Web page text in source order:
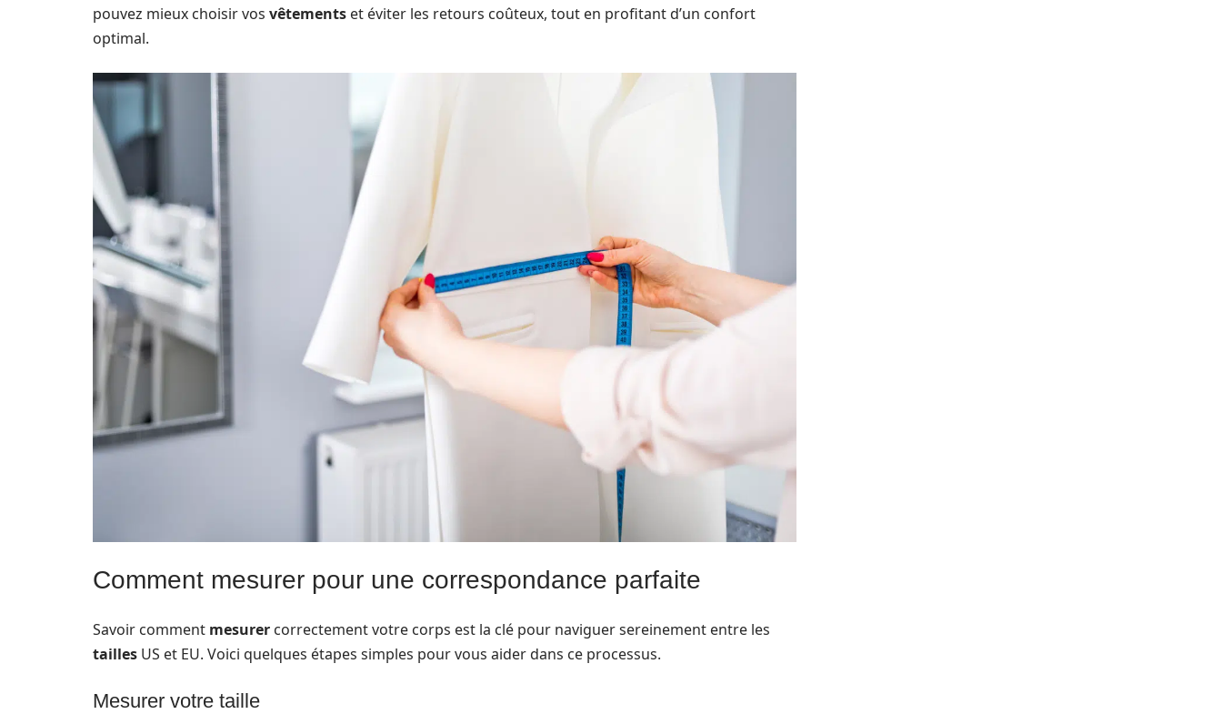
pouvez mieux choisir vos vêtements et éviter les retours coûteux, tout en profitant d’un confort
optimal.
Comment mesurer pour une correspondance parfaite
Savoir comment mesurer correctement votre corps est la clé pour naviguer sereinement entre les
tailles US et EU. Voici quelques étapes simples pour vous aider dans ce processus.
Mesurer votre taille